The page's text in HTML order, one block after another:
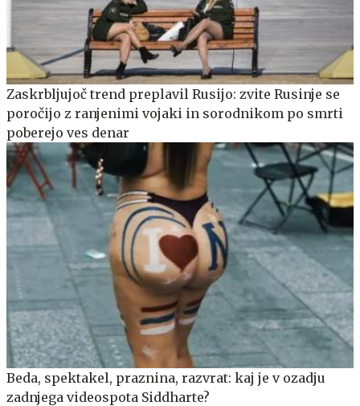
Zaskrbljujoč trend preplavil Rusijo: zvite Rusinje se
poročijo z ranjenimi vojaki in sorodnikom po smrti
poberejo ves denar
Beda, spektakel, praznina, razvrat: kaj je v ozadju
zadnjega videospota Siddharte?